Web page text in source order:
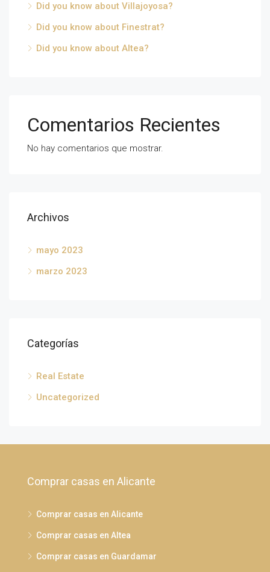
Did you know about Villajoyosa?
Did you know about Finestrat?
Did you know about Altea?
Comentarios Recientes
No hay comentarios que mostrar.
Archivos
mayo 2023
marzo 2023
Categorías
Real Estate
Uncategorized
Comprar casas en Alicante
Comprar casas en Alicante
Comprar casas en Altea
Comprar casas en Guardamar